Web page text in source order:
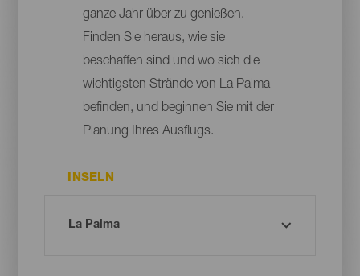
ganze Jahr über zu genießen.
Finden Sie heraus, wie sie
beschaffen sind und wo sich die
wichtigsten Strände von La Palma
befinden, und beginnen Sie mit der
Planung Ihres Ausflugs.
INSELN